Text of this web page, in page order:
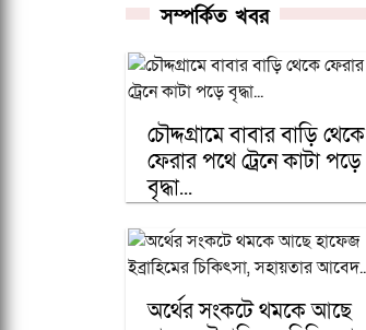
সম্পর্কিত খবর
চৌদ্দগ্রামে বাবার বাড়ি থেকে
ফেরার পথে ট্রেনে কাটা পড়ে
বৃদ্ধা...
অর্থের সংকটে থমকে আছে